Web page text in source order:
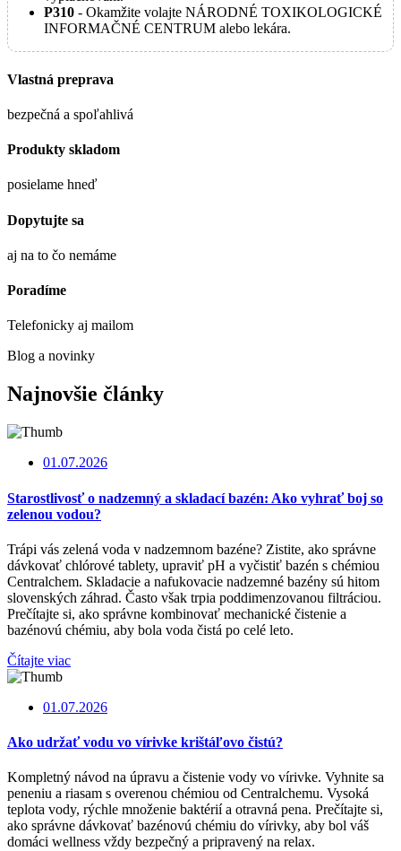
P310 - Okamžite volajte NÁRODNÉ TOXIKOLOGICKÉ
INFORMAČNÉ CENTRUM alebo lekára.
Vlastná preprava
bezpečná a spoľahlivá
Produkty skladom
posielame hneď
Dopytujte sa
aj na to čo nemáme
Poradíme
Telefonicky aj mailom
Blog a novinky
Najnovšie články
01.07.2026
Starostlivosť o nadzemný a skladací bazén: Ako vyhrať boj so
zelenou vodou?
Trápi vás zelená voda v nadzemnom bazéne? Zistite, ako správne
dávkovať chlórové tablety, upraviť pH a vyčistiť bazén s chémiou
Centralchem. Skladacie a nafukovacie nadzemné bazény sú hitom
slovenských záhrad. Často však trpia poddimenzovanou filtráciou.
Prečítajte si, ako správne kombinovať mechanické čistenie a
bazénovú chémiu, aby bola voda čistá po celé leto.
Čítajte viac
01.07.2026
Ako udržať vodu vo vírivke krištáľovo čistú?
Kompletný návod na úpravu a čistenie vody vo vírivke. Vyhnite sa
peneniu a riasam s overenou chémiou od Centralchemu. Vysoká
teplota vody, rýchle množenie baktérií a otravná pena. Prečítajte si,
ako správne dávkovať bazénovú chémiu do vírivky, aby bol váš
domáci wellness vždy bezpečný a pripravený na relax.